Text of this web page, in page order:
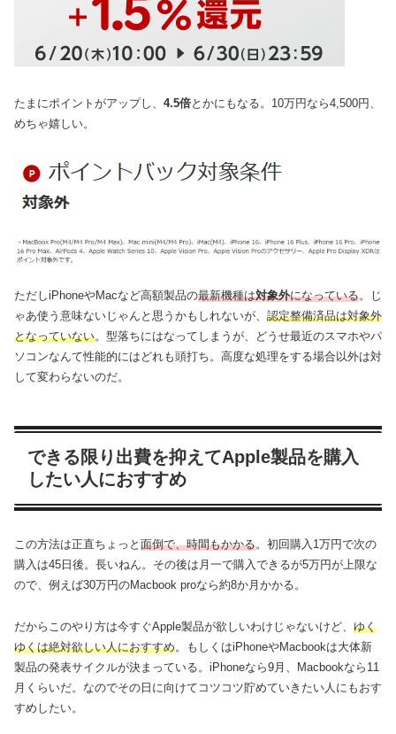
たまにポイントがアップし、 4.5倍とかにもなる。10万円なら4,500円、
めちゃ嬉しい。
ただしiPhoneやMacなど高額製品の最新機種は対象外になっている。じ
ゃあ使う意味ないじゃんと思うかもしれないが、 認定整備済品は対象外
となっていない。型落ちにはなってしまうが、どうせ最近のスマホやパ
ソコンなんて性能的にはどれも頭打ち。高度な処理をする場合以外は対
して変わらないのだ。
できる限り出費を抑えてApple製品を購入
したい人におすすめ
この方法は正直ちょっと 面倒で、時間もかかる。初回購入1万円で次の
購入は45日後。長いねん。その後は月一で購入できるが5万円が上限な
ので、例えば30万円のMacbook proなら約8か月かかる。
だからこのやり方は今すぐApple製品が欲しいわけじゃないけど、 ゆく
ゆくは絶対欲しい人におすすめ。もしくはiPhoneやMacbookは大体新
製品の発表サイクルが決まっている。iPhoneなら9月、Macbookなら11
月くらいだ。なのでその日に向けてコツコツ貯めていきたい人にもおす
すめしたい。